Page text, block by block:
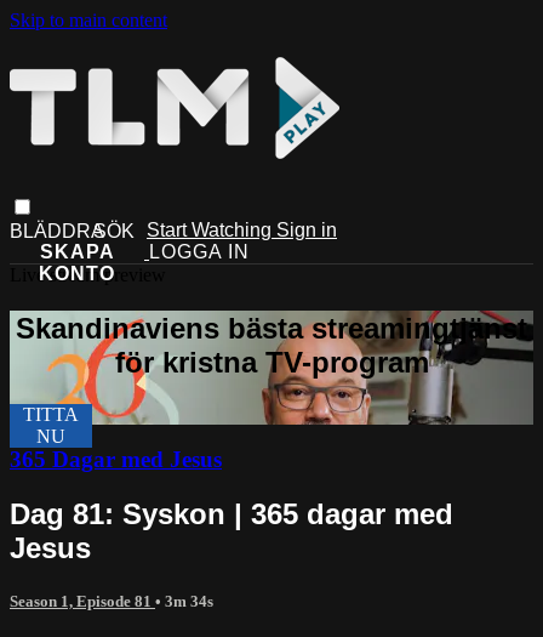
Skip to main content
Start Watching Sign in
Live stream preview
365 Dagar med Jesus
Dag 81: Syskon | 365 dagar med
Jesus
Season 1, Episode 81 • 3m 34s